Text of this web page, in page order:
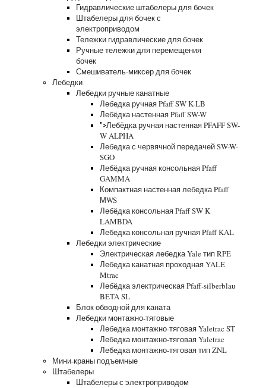
Гидравлические штабелеры для бочек
Штабелеры для бочек с
электроприводом
Тележки гидравлические для бочек
Ручные тележки для перемещения
бочек
Смешиватель-миксер для бочек
Лебедки
Лебедки ручные канатные
Лебедка ручная Pfaff SW K-LB
Лебёдка настенная Pfaff SW-W
">Лебёдка ручная настенная PFAFF SW-
W ALPHA
Лебедка с червячной передачей SW-W-
SGO
Лебёдка ручная консольная Pfaff
GAMMA
Компактная настенная лебедка Pfaff
МWS
Лебёдка консольная Pfaff SW K
LAMBDA
Лебедка консольная ручная Pfaff KAL
Лебедки электрические
Электрическая лебедка Yale тип RPE
Лебедка канатная проходная YALE
Mtrac
Лебёдка электрическая Pfaff-silberblau
BETA SL
Блок обводной для каната
Лебедки монтажно-тяговые
Лебедка монтажно-тяговая Yaletrac ST
Лебедка монтажно-тяговая Yaletrac
Лебедка монтажно-тяговая тип ZNL
Мини-краны подъемные
Штабелеры
Штабелеры с электроприводом